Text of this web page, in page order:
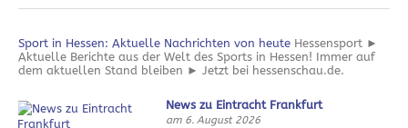
Sport in Hessen: Aktuelle Nachrichten von heute Hessensport ►
Aktuelle Berichte aus der Welt des Sports in Hessen! Immer auf
dem aktuellen Stand bleiben ► Jetzt bei hessenschau.de.
News zu Eintracht Frankfurt
am 6. August 2026